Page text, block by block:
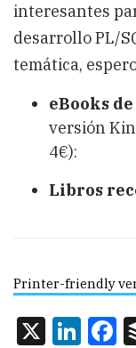
interesantes
desarrollo PL/
temática,
eBooks
versión
4€):
Libros
Printer-friendly
X